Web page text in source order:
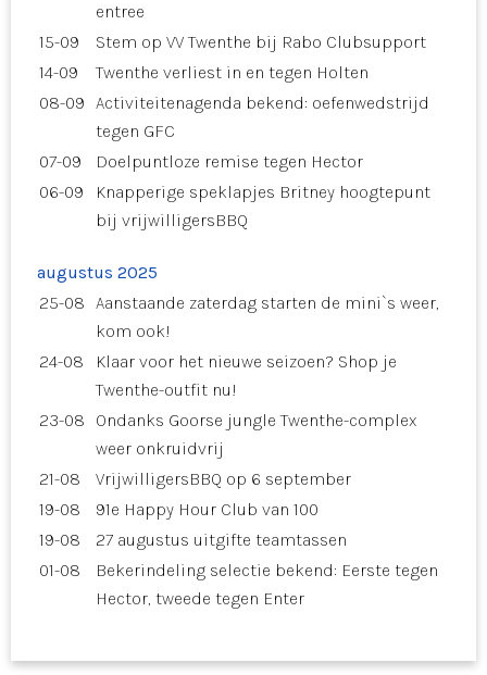
entree
15-09
Stem op VV Twenthe bij Rabo Clubsupport
14-09
Twenthe verliest in en tegen Holten
08-09 Activiteitenagenda bekend: oefenwedstrijd
tegen GFC
07-09
Doelpuntloze remise tegen Hector
06-09
Knapperige speklapjes Britney hoogtepunt
bij vrijwilligersBBQ
augustus 2025
25-08 Aanstaande zaterdag starten de mini`s weer,
kom ook!
24-08
Klaar voor het nieuwe seizoen? Shop je
Twenthe-outfit nu!
23-08
Ondanks Goorse jungle Twenthe-complex
weer onkruidvrij
21-08
VrijwilligersBBQ op 6 september
19-08
91e Happy Hour Club van 100
19-08
27 augustus uitgifte teamtassen
01-08
Bekerindeling selectie bekend: Eerste tegen
Hector, tweede tegen Enter